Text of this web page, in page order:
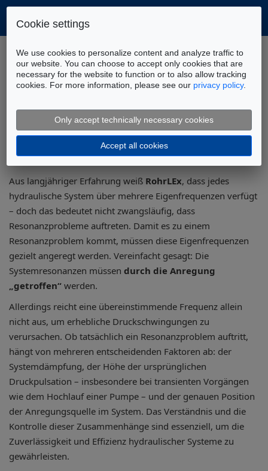
Home
Wissensdatenbank
Druckschwingungsanalyse
Entstehung von Resonanzen in Leitungssystemen
Resonanzbildung in
Rohrleitungssystemen
Aus langjähriger Erfahrung weiß RohrLEx, dass jedes
hydraulische System über mehrere Eigenfrequenzen verfügt
– doch das bedeutet nicht zwangsläufig, dass
Resonanzprobleme auftreten. Damit es zu einem
Resonanzproblem kommt, müssen diese Eigenfrequenzen
gezielt angeregt werden. Vereinfacht gesagt: Die
Systemresonanzen müssen durch die Anregung
„getroffen“ werden.
Allerdings reicht eine übereinstimmende Frequenz allein
nicht aus, um erhebliche Druckschwingungen zu
verursachen. Ob tatsächlich ein Resonanzproblem auftritt,
hängt von mehreren entscheidenden Faktoren ab: der
Systemdämpfung, der Höhe der ursprünglichen
Druckpulsation – insbesondere bei transienten Vorgängen
wie dem Hochlauf einer Pumpe – und der genauen Position
der Anregungsquelle im System. Das Verständnis und die
Kontrolle dieser Zusammenhänge sind essenziell, um die
Zuverlässigkeit und Effizienz hydraulischer Systeme zu
gewährleisten.
Cookie settings
We use cookies to personalize content and analyze traffic to
our website. You can choose to accept only cookies that are
necessary for the website to function or to also allow tracking
cookies. For more information, please see our privacy policy.
Only accept technically necessary cookies
Accept all cookies